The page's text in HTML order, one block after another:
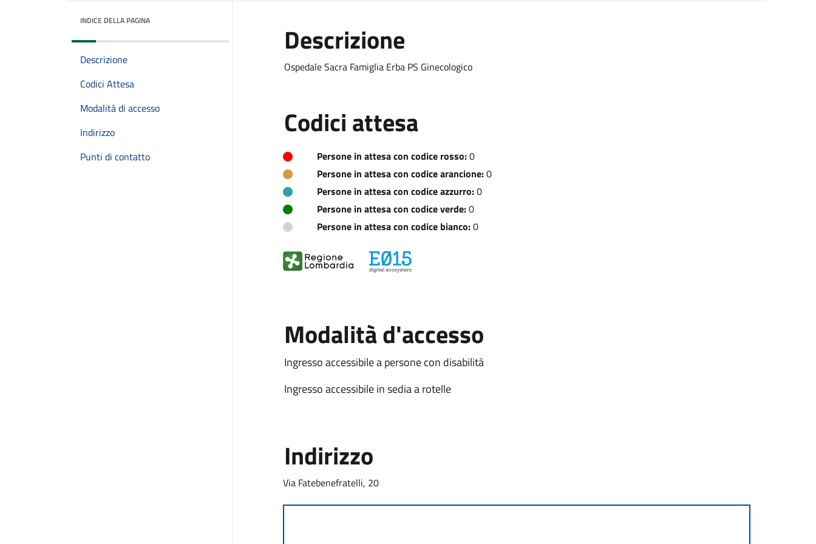
INDICE DELLA PAGINA
Descrizione
Codici Attesa
Modalità di accesso
Indirizzo
Punti di contatto
Descrizione
Ospedale Sacra Famiglia Erba PS Ginecologico
Codici attesa
Persone in attesa con codice rosso:0
Persone in attesa con codice arancione:0
Persone in attesa con codice azzurro:0
Persone in attesa con codice verde:0
Persone in attesa con codice bianco:0
Modalità d'accesso
Ingresso accessibile a persone con disabilità
Ingresso accessibile in sedia a rotelle
Indirizzo
Via Fatebenefratelli, 20